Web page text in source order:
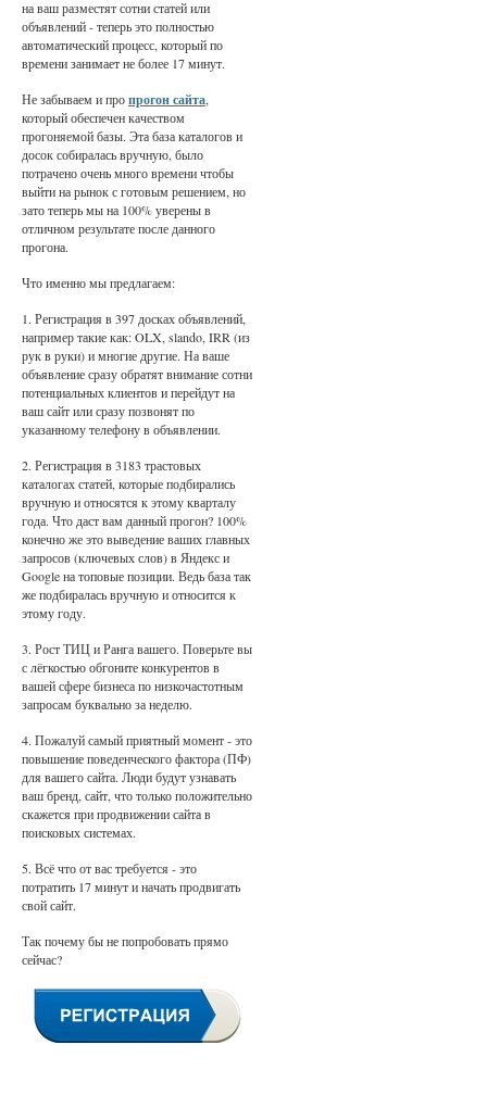
на ваш разместят сотни статей или
объявлений - теперь это полностью
автоматический процесс, который по
времени занимает не более 17 минут.
Не забываем и пропрогон сайта,
который обеспечен качеством
прогоняемой базы. Эта база каталогов и
досок собиралась вручную, было
потрачено очень много времени чтобы
выйти на рынок с готовым решением, но
зато теперь мы на 100% уверены в
отличном результате после данного
прогона.
Что именно мы предлагаем:
1. Регистрация в 397 досках объявлений,
например такие как: OLX, slando, IRR (из
рук в руки) и многие другие. На ваше
объявление сразу обратят внимание сотни
потенциальных клиентов и перейдут на
ваш сайт или сразу позвонят по
указанному телефону в объявлении.
2. Регистрация в 3183 трастовых
каталогах статей, которые подбирались
вручную и относятся к этому кварталу
года. Что даст вам данный прогон? 100%
конечно же это выведение ваших главных
запросов (ключевых слов) в Яндекс и
Google на топовые позиции. Ведь база так
же подбиралась вручную и относится к
этому году.
3. Рост ТИЦ и Ранга вашего. Поверьте вы
с лёгкостью обгоните конкурентов в
вашей сфере бизнеса по низкочастотным
запросам буквально за неделю.
4. Пожалуй самый приятный момент - это
повышение поведенческого фактора (ПФ)
для вашего сайта. Люди будут узнавать
ваш бренд, сайт, что только положительно
скажется при продвижении сайта в
поисковых системах.
5. Всё что от вас требуется - это
потратить 17 минут и начать продвигать
свой сайт.
Так почему бы не попробовать прямо
сейчас?